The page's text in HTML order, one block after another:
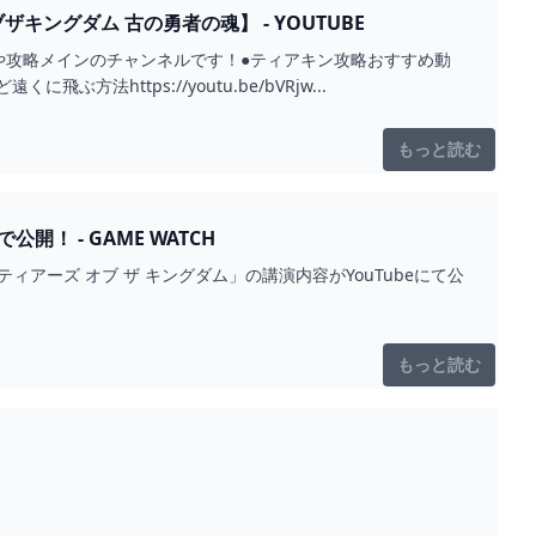
キングダム 古の勇者の魂】 - YOUTUBE
略メインのチャンネルです！●ティアキン攻略おすすめ動
遠くに飛ぶ方法https://youtu.be/bVRjw...
もっと読む
公開！ - GAME WATCH
アーズ オブ ザ キングダム」の講演内容がYouTubeにて公
もっと読む